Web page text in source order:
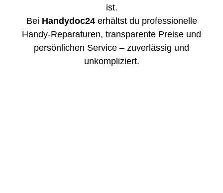
ist.
Bei Handydoc24erhältst du professionelle
Handy-Reparaturen, transparente Preise und
persönlichen Service – zuverlässig und
unkompliziert.